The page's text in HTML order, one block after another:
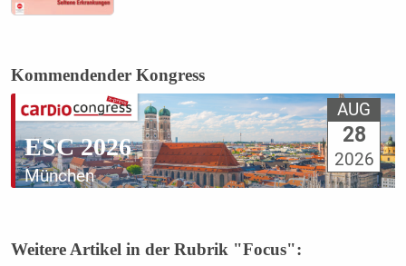
Kommendender Kongress
ESC 2026
München
AUG
28
2026
Weitere Artikel in der Rubrik "Focus":